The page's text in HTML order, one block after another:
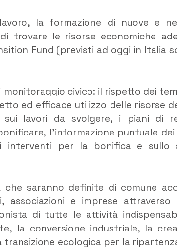
la formazione di nuove e
trovare le risorse economiche
Fund (previsti ad oggi in Italia
civico: il rispetto dei
ed efficace utilizzo delle risorse
lavori da svolgere, i piani di
l’informazione puntuale
interventi per la bonifica e sullo
saranno definite di comune
e imprese attraverso
di tutte le attività
la conversione industriale, la
transizione ecologica per la